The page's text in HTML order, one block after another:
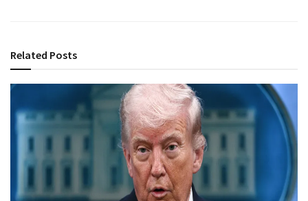
Related Posts